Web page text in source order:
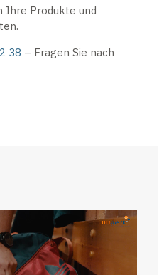
Ihre Produkte und
38 – Fragen Sie nach